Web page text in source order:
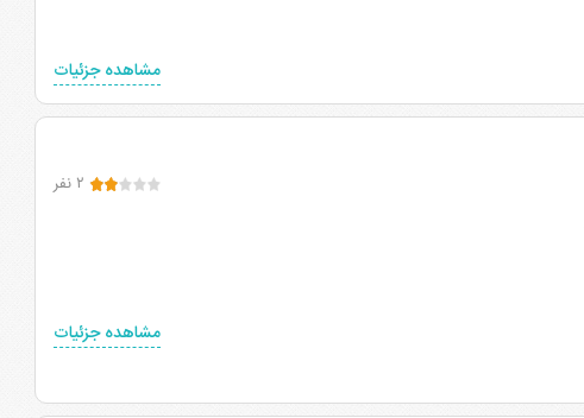
مشاهده جزئیات
۲ نفر
مشاهده جزئیات